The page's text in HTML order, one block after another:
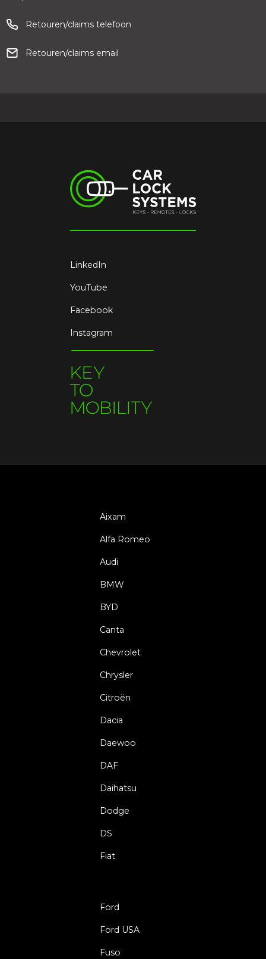
Retouren/claims telefoon
Retouren/claims email
LinkedIn
YouTube
Facebook
Instagram
Aixam
Alfa Romeo
Audi
BMW
BYD
Canta
Chevrolet
Chrysler
Citroën
Dacia
Daewoo
DAF
Daihatsu
Dodge
DS
Fiat
Ford
Ford USA
Fuso